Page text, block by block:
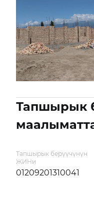
Тапшырык
Тапшырык берүүчүнүн
ЖИНи
01209201310041